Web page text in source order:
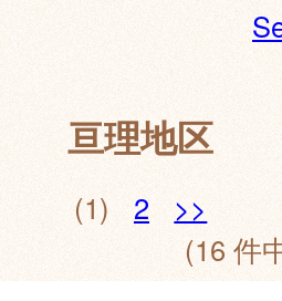
亘理地区
(1) 2
>>
(16 件